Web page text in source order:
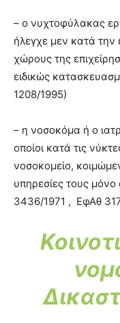
– ο νυχτοφύλακας
ήλεγχε μεν κατά
χώρους της
ειδικώς
1208/1995)
– η νοσοκόμα ή ο
οποίοι κατά τις
νοσοκομείο,
υπηρεσίες τους
3436/1971 , ΕφΑθ